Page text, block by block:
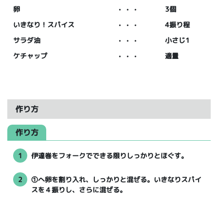
卵
・・・
3個
いきなり！スパイス
・・・
4振り程
サラダ油
・・・
小さじ1
ケチャップ
・・・ 適量
作り方
作り方
1 伊達巻をフォークでできる限りしっかりとほぐす。
2
①へ卵を割り入れ、しっかりと混ぜる。いきなりスパイ
スを４振りし、さらに混ぜる。